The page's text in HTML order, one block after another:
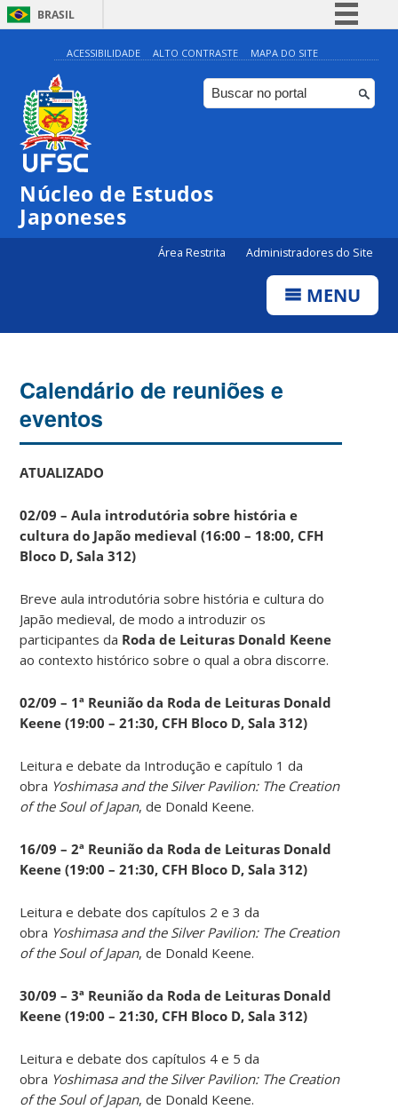
BRASIL
Simplifique!
Comunica BR
Participe
ACESSIBILIDADE ALTO CONTRASTE MAPA DO SITE
Núcleo de Estudos
Japoneses
Área Restrita Administradores do Site
MENU
Calendário de reuniões e
eventos
ATUALIZADO
02/09 – Aula introdutória sobre história e
cultura do Japão medieval (16:00 – 18:00, CFH
Bloco D, Sala 312)
Breve aula introdutória sobre história e cultura do
Japão medieval, de modo a introduzir os
participantes da Roda de Leituras Donald Keene
ao contexto histórico sobre o qual a obra discorre.
02/09 – 1ª Reunião da Roda de Leituras Donald
Keene (19:00 – 21:30, CFH Bloco D, Sala 312)
Leitura e debate da Introdução e capítulo 1 da
obra Yoshimasa and the Silver Pavilion: The Creation
of the Soul of Japan, de Donald Keene.
16/09 – 2ª Reunião da Roda de Leituras Donald
Keene (19:00 – 21:30, CFH Bloco D, Sala 312)
Leitura e debate dos capítulos 2 e 3 da
obra Yoshimasa and the Silver Pavilion: The Creation
of the Soul of Japan, de Donald Keene.
30/09 – 3ª Reunião da Roda de Leituras Donald
Keene (19:00 – 21:30, CFH Bloco D, Sala 312)
Leitura e debate dos capítulos 4 e 5 da
obra Yoshimasa and the Silver Pavilion: The Creation
of the Soul of Japan, de Donald Keene.